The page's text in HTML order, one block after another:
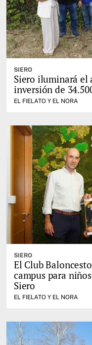
SIERO
Siero iluminará el
inversión de
EL FIELATO Y EL NORA
SIERO
El Club
campus para
Siero
EL FIELATO Y EL NORA